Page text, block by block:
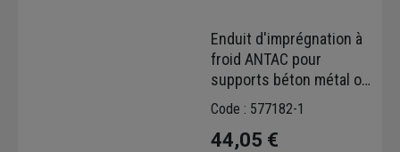
Enduit d'imprégnation à
froid ANTAC pour
supports béton métal ou
bois avant pose de
membrane d'étanchéité -
Bidon de 5,0 ltr
Code : 577182-1
44,05 €